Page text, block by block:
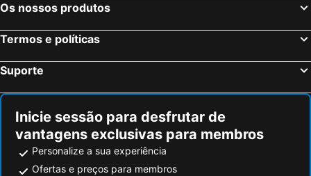
Os nossos produtos
Termos e políticas
Suporte
Inicie sessão para desfrutar de
vantagens exclusivas para membros
Personalize a sua experiência
Ofertas e preços para membros